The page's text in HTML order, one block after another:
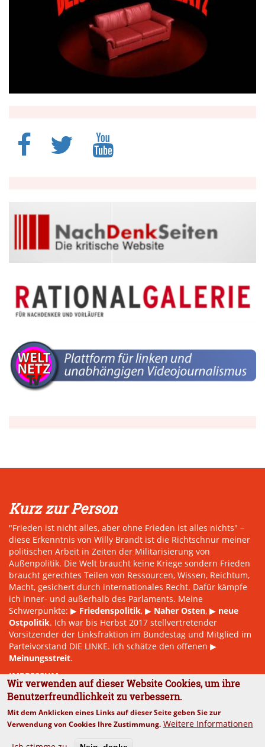
Kurz zur Person
"Frieden ist nicht alles, aber ohne Frieden ist alles nichts" –
diese Erkenntnis von Willy Brandt ist die Richtschnur meiner
politischen Arbeit in Zeiten der Militarisierung von
Außenpolitik. Die Welt braucht keine Kriege sondern Frieden
braucht gerechtes Teilen von Ressourcen, Wissen, Reichtum,
Macht, gesichert durch internationales Recht. Dafür kämpfe
ich inner- und außerhalb des Parlaments. Meine
Schwerpunkte: ▶ Friedenspolitik, ▶ Naher Osten, ▶ neue
Ostpolitik. Ich war bis Herbst 2017 stellvertretender
Vorsitzender der Linksfraktion im Bundestag und Mitglied im
Parteivorstand DIE LINKE. Ich schätze den offenen ▶
Meinungsstreit.
IMPRESSUM
Wir verwenden auf dieser Website Cookies, um ihre
Benutzerfreundlichkeit zu verbessern.
Mit dem Anklicken eines Links auf dieser Seite geben Sie zur
Verwendung von Cookies Ihre Zustimmung. Weitere Informationen